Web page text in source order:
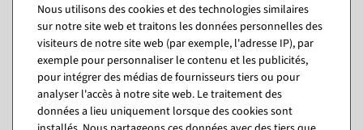
Nous utilisons des cookies et des technologies similaires
sur notre site web et traitons les données personnelles des
visiteurs de notre site web (par exemple, l'adresse IP), par
exemple pour personnaliser le contenu et les publicités,
pour intégrer des médias de fournisseurs tiers ou pour
analyser l'accès à notre site web. Le traitement des
données a lieu uniquement lorsque des cookies sont